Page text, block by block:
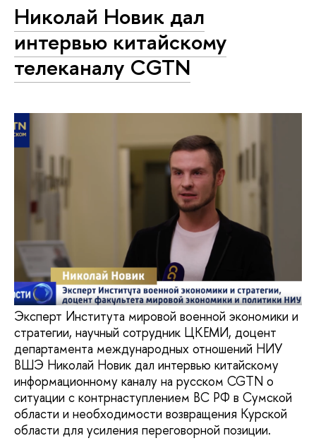
Николай Новик дал
интервью китайскому
телеканалу CGTN
Эксперт Института мировой военной экономики и
стратегии, научный сотрудник ЦКЕМИ, доцент
департамента международных отношений НИУ
ВШЭ Николай Новик дал интервью китайскому
информационному каналу на русском CGTN о
ситуации с контрнаступлением ВС РФ в Сумской
области и необходимости возвращения Курской
области для усиления переговорной позиции.